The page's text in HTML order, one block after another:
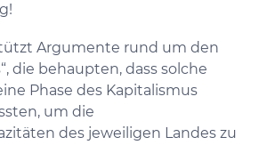
Argumente rund um den
die behaupten, dass solche
Phase des Kapitalismus
um die
des jeweiligen Landes zu